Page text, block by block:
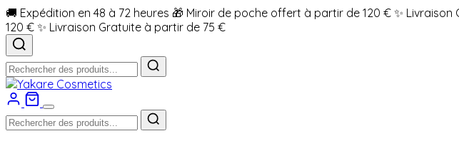
🚚 Expédition en 48 à 72 heures 🎁 Miroir de poche offert à partir de 120 € ✨
120 € ✨ Livraison Gratuite à partir de 75 €